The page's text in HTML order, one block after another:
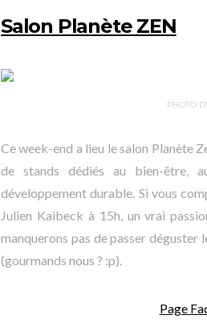
Salon Planète ZEN
PHOTO
Ce week-end a lieu le salon Planète
de stands dédiés au bien-être,
développement durable. Si vous
Julien Kaibeck à 15h, un vrai
manquerons pas de passer déguster
(gourmands nous ? :p).
Page